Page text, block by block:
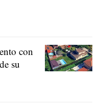
con
su